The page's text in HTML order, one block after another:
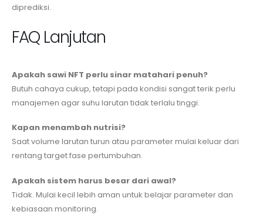
diprediksi.
FAQ Lanjutan
Apakah sawi NFT perlu sinar matahari penuh?
Butuh cahaya cukup, tetapi pada kondisi sangat terik perlu
manajemen agar suhu larutan tidak terlalu tinggi.
Kapan menambah nutrisi?
Saat volume larutan turun atau parameter mulai keluar dari
rentang target fase pertumbuhan.
Apakah sistem harus besar dari awal?
Tidak. Mulai kecil lebih aman untuk belajar parameter dan
kebiasaan monitoring.